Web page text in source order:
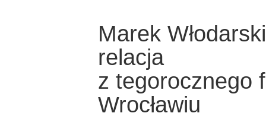
Marek
relacja
z tegorocznego
Wrocławiu